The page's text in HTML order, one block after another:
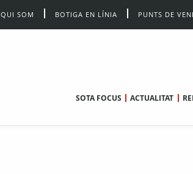
QUI SOM BOTIGA EN LÍNIA PUNTS DE
SOTA FOCUS ACTUALITAT